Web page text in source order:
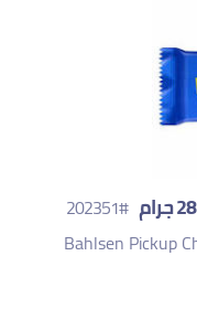
#202351
Bahlsen Pickup